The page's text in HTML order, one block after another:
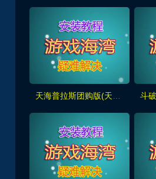
天海普拉斯团购版(天元第四版),仿官复古互通端,一键组队+带全套源码+局域外网教程